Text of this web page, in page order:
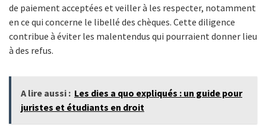
de paiement acceptées et veiller à les respecter, notamment
en ce qui concerne le libellé des chèques. Cette diligence
contribue à éviter les malentendus qui pourraient donner lieu
à des refus.
A lire aussi : Les dies a quo expliqués : un guide pour
juristes et étudiants en droit